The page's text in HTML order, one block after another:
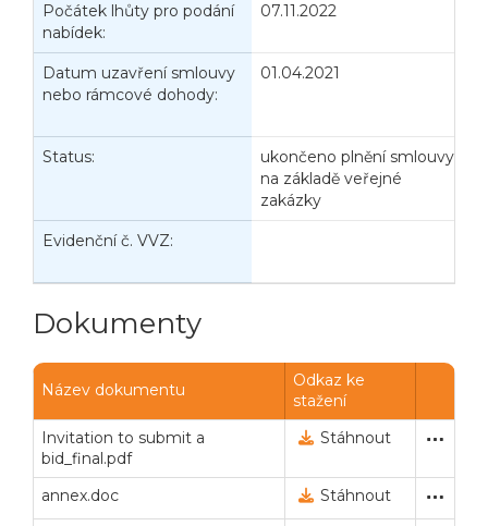
Počátek lhůty pro podání
nabídek:
07.11.2022
Datum uzavření smlouvy
nebo rámcové dohody:
01.04.2021
Status:
ukončeno plnění smlouvy
na základě veřejné
zakázky
Evidenční č. VVZ:
Dokumenty
Název dokumentu
Odkaz ke
stažení
Invitation to submit a
bid_final.pdf
Invitation to submit a bid
7. 11. 2022 12:14
Stáhnout
annex.doc Annex
7. 11. 2022 12:14
Stáhnout
Veřejné zakázky Zadavatel Webináře
Powered by chaterimo